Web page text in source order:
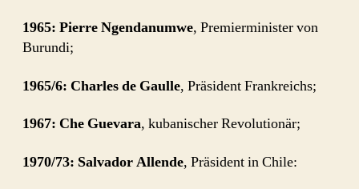
1965: Pierre Ngendanumwe, Premierminister von
Burundi;
1965/6: Charles de Gaulle, Präsident Frankreichs;
1967: Che Guevara, kubanischer Revolutionär;
1970/73: Salvador Allende, Präsident in Chile: